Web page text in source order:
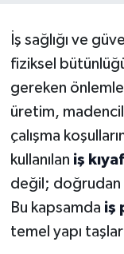
İş sağlığı ve
fiziksel
gereken
üretim,
çalışma
kullanılan iş
değil; doğrudan
Bu kapsamda iş
temel yapı
Güncel
HABERDE
İlginç
KÜLTÜR
MAGAZİN